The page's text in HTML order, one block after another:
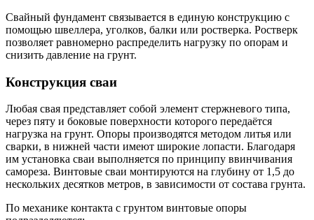
Свайный фундамент связывается в единую конструкцию с
помощью швеллера, уголков, балки или ростверка. Ростверк
позволяет равномерно распределить нагрузку по опорам и
снизить давление на грунт.
Конструкция сваи
Любая свая представляет собой элемент стержневого типа,
через пяту и боковые поверхности которого передаётся
нагрузка на грунт. Опоры производятся методом литья или
сварки, в нижней части имеют широкие лопасти. Благодаря
им установка сваи выполняется по принципу ввинчивания
самореза. Винтовые сваи монтируются на глубину от 1,5 до
нескольких десятков метров, в зависимости от состава грунта.
По механике контакта с грунтом винтовые опоры